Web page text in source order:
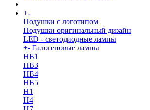
+-
Подушки с логотипом
Подушки оригинальный дизайн
LED - светодиодные лампы
+- Галогеновые лампы
HB1
HB3
HB4
HB5
H1
H4